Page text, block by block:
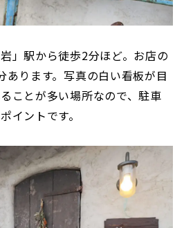
」駅から徒歩2分ほど。お店の
あります。写真の白い看板が目
ことが多い場所なので、駐車
イントです。